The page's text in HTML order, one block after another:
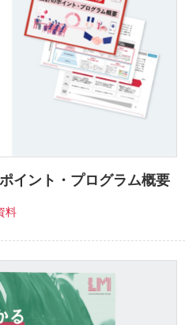
イント・プログラム概要
料